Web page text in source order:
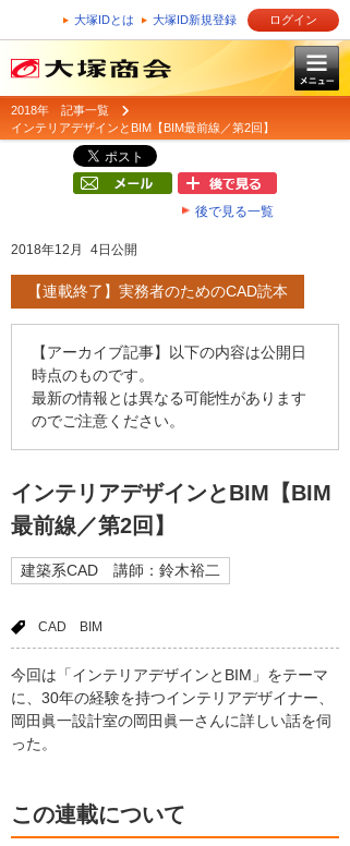
大塚IDとは 大塚ID新規登録 ログイン
2018年 記事一覧
インテリアデザインとBIM【BIM最前線／第2回】
後で見る一覧
2018年12月 4日公開
【連載終了】実務者のためのCAD読本
【アーカイブ記事】以下の内容は公開日
時点のものです。
最新の情報とは異なる可能性があります
のでご注意ください。
インテリアデザインとBIM【BIM
最前線／第2回】
建築系CAD 講師：鈴木裕二
CAD BIM
今回は「インテリアデザインとBIM」をテーマ
に、30年の経験を持つインテリアデザイナー、
岡田眞一設計室の岡田眞一さんに詳しい話を伺
った。
この連載について